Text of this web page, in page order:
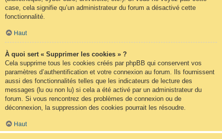
case, cela signifie qu’un administrateur du forum a désactivé cette
fonctionnalité.
Haut
À quoi sert « Supprimer les cookies » ?
Cela supprime tous les cookies créés par phpBB qui conservent vos
paramètres d’authentification et votre connexion au forum. Ils fournissent
aussi des fonctionnalités telles que les indicateurs de lecture des
messages (lu ou non lu) si cela a été activé par un administrateur du
forum. Si vous rencontrez des problèmes de connexion ou de
déconnexion, la suppression des cookies pourrait les résoudre.
Haut